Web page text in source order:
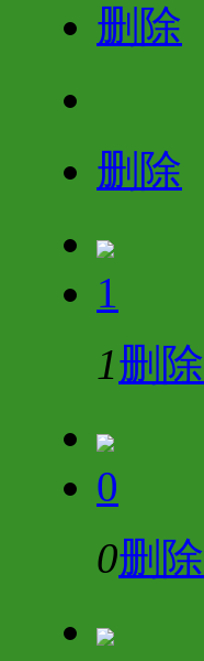
删除
删除
1
1删除
0
0删除